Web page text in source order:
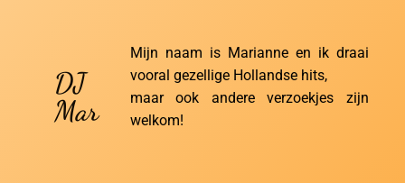
DJ
Mar
Mijn naam is Marianne en ik draai
vooral gezellige Hollandse hits,
maar ook andere verzoekjes zijn
welkom!